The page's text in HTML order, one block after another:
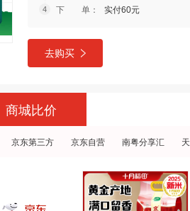
下 单： 实付60元
去购买
商城比价
京东第三方 京东自营 南粤分享汇